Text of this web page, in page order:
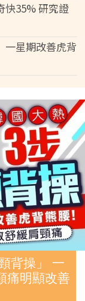
快35% 研究證
一星期改善虎背
背操」 一
痛明顯改善